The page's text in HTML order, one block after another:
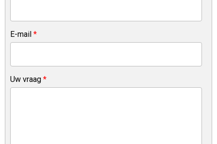
E-mail *
Uw vraag *